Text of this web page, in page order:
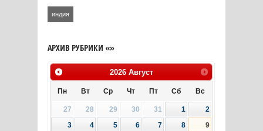
индия
АРХИВ РУБРИКИ «»
2026 Август
Пн Вт Ср Чт Пт Сб Вс
27 28 29 30 31 1
2
3
4 5 6 7 8
9